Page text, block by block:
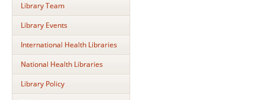
Library Team
Library Events
International Health Libraries
National Health Libraries
Library Policy